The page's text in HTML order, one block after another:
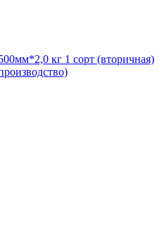
кг 1 сорт (вторичная)